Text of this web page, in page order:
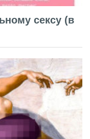
сексу (в